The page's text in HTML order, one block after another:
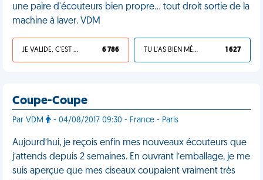
une paire d'écouteurs bien propre... tout droit sortie de la
machine à laver. VDM
JE VALIDE, C'EST UNE VDM 6 786 TU L'AS BIEN MÉRITÉ 1 627
Coupe-Coupe
Par VDM - 04/08/2017 09:30 - France - Paris
Aujourd’hui, je reçois enfin mes nouveaux écouteurs que
j’attends depuis 2 semaines. En ouvrant l’emballage, je me
suis aperçue que mes ciseaux coupaient vraiment très